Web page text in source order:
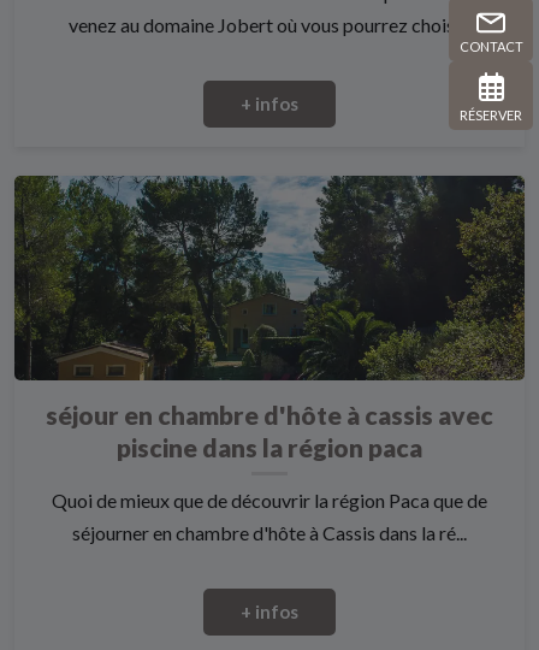
CONTACT
RÉSERVER
venez au domaine Jobert où vous pourrez choisi...
+ infos
séjour en chambre d'hôte à cassis avec
piscine dans la région paca
Quoi de mieux que de découvrir la région Paca que de
séjourner en chambre d'hôte à Cassis dans la ré...
+ infos